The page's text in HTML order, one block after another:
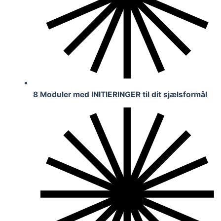
8 Moduler med INITIERINGER til dit sjælsformål